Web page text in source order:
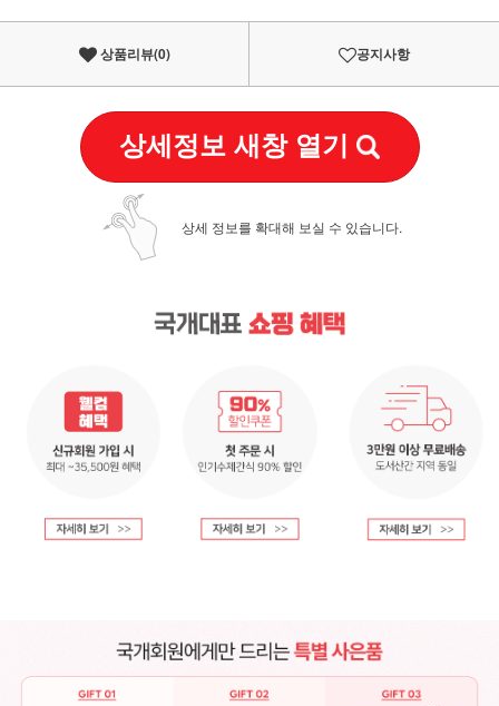
상품리뷰(0) 공지사항
상세정보 새창 열기
상세 정보를 확대해 보실 수 있습니다.